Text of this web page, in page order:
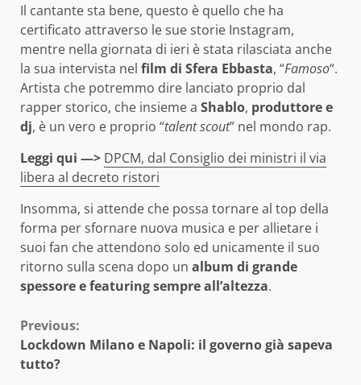
Il cantante sta bene, questo è quello che ha
certificato attraverso le sue storie Instagram,
mentre nella giornata di ieri è stata rilasciata anche
la sua intervista nel film di Sfera Ebbasta, “Famoso“.
Artista che potremmo dire lanciato proprio dal
rapper storico, che insieme a Shablo, produttore e
dj, è un vero e proprio “talent scout” nel mondo rap.
Leggi qui —> DPCM, dal Consiglio dei ministri il via
libera al decreto ristori
Insomma, si attende che possa tornare al top della
forma per sfornare nuova musica e per allietare i
suoi fan che attendono solo ed unicamente il suo
ritorno sulla scena dopo un album di grande
spessore e featuring sempre all’altezza.
Continue
Reading
Previous:
Lockdown Milano e Napoli: il governo già sapeva
tutto?